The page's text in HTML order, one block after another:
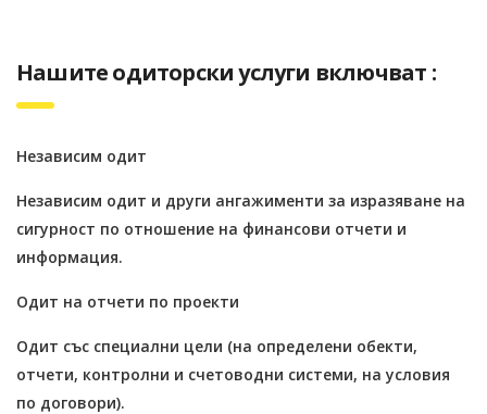
Нашите одиторски услуги включват :
Независим одит
Независим одит и други ангажименти за изразяване на
сигурност по отношение на финансови отчети и
информация.
Одит на отчети по проекти
Одит със специални цели (на определени обекти,
отчети, контролни и счетоводни системи, на условия
по договори).